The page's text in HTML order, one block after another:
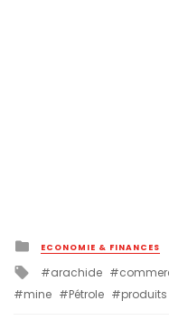
Posted
in
ECONOMIE & FINANCES
Tagged
with
arachide
mine
Pétrole produits